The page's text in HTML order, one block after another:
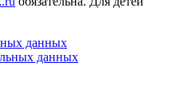
данных
данных